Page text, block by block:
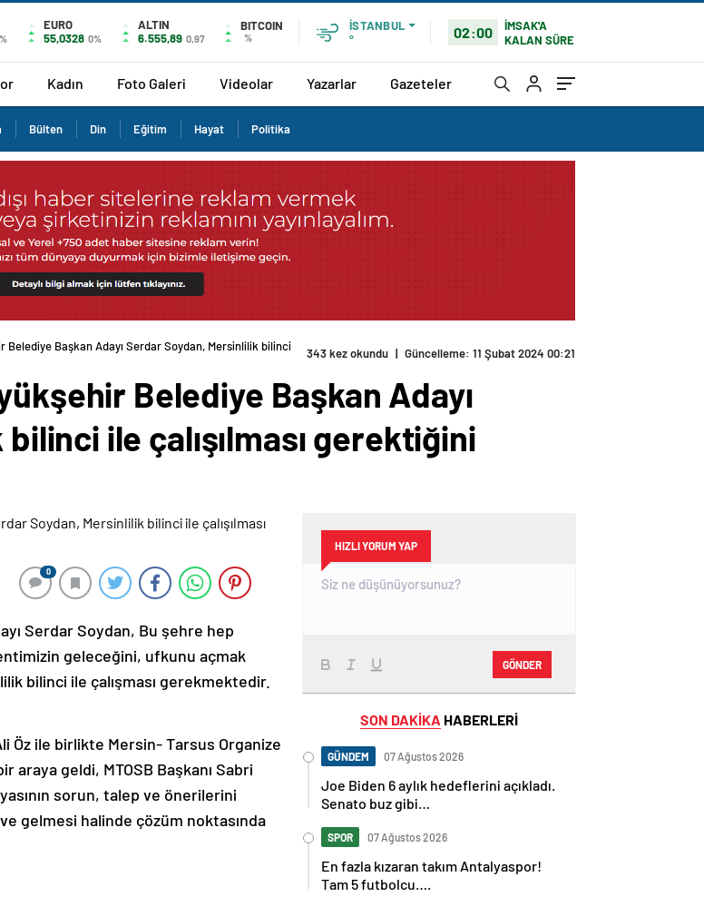
EURO
55,0328 0%
ALTIN
6.555,89 0,97
BITCOIN
%
İSTANBUL
°
02:00
İMSAK'A
KALAN SÜRE
Kadın Foto Galeri Videolar Yazarlar Gazeteler
Bülten Din Eğitim Hayat Politika
Belediye Başkan Adayı Serdar Soydan, Mersinlilik bilinci
343 kez okundu | Güncelleme: 11 Şubat 2024 00:21
Belediye Başkan Adayı
ile çalışılması gerektiğini
0
Serdar Soydan, Bu şehre hep
geleceğini, ufkunu açmak
bilinci ile çalışması gerekmektedir.
Öz ile birlikte Mersin- Tarsus Organize
araya geldi, MTOSB Başkanı Sabri
sorun, talep ve önerilerini
gelmesi halinde çözüm noktasında
HIZLI YORUM YAP
GÖNDER
SON DAKİKA HABERLERİ
GÜNDEM 07 Ağustos 2026
Joe Biden 6 aylık hedeflerini açıkladı.
Senato buz gibi…
SPOR 07 Ağustos 2026
En fazla kızaran takım Antalyaspor!
Tam 5 futbolcu….